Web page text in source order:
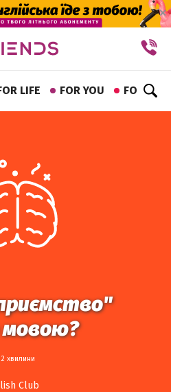
✕
LIFE FOR YOU FOR FUN
мовою?
хвилини
Club